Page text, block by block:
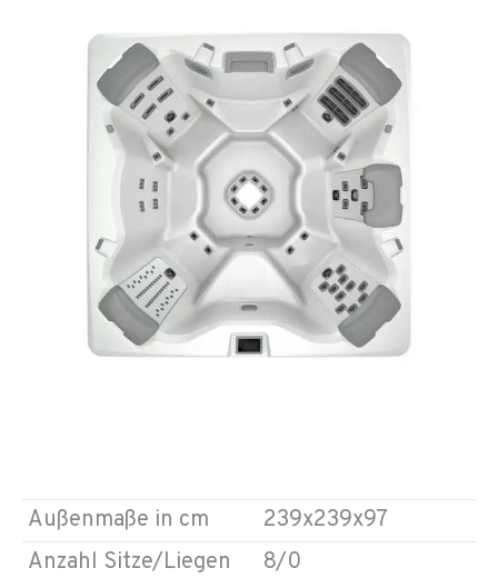
Außenmaße in cm
239x239x97
Anzahl Sitze/Liegen
8/0